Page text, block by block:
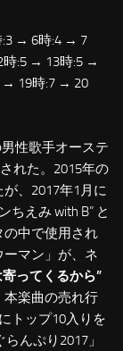
→ 6時:4 → 7
:5 → 13時:5 →
→ 19時:7 → 20
性歌手オーステ
れた。2015年の
、2017年1月に
ちえみ with B” と
の中で使用され
マン」が、ネ
ってくるから”
本楽曲の売れ行
トップ10入りを
んぷり2017」